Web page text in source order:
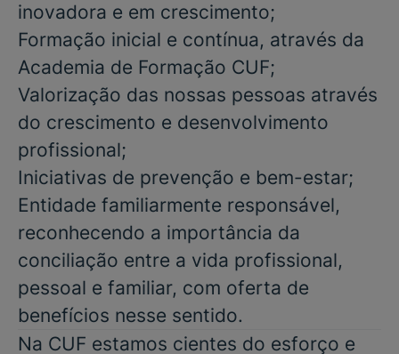
inovadora e em crescimento;
Formação inicial e contínua, através da
Academia de Formação CUF;
Valorização das nossas pessoas através
do crescimento e desenvolvimento
profissional;
Iniciativas de prevenção e bem-estar;
Entidade familiarmente responsável,
reconhecendo a importância da
conciliação entre a vida profissional,
pessoal e familiar, com oferta de
benefícios nesse sentido.
Na CUF estamos cientes do esforço e